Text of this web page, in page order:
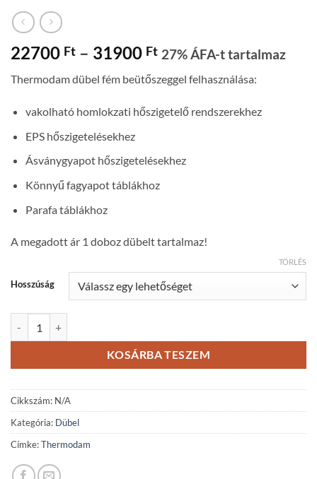
22700 Ft – 31900 FtÁrtartomány:
-
31900 Ft
27% ÁFA-t tartalmaz
Thermodam dübel fém beütőszeggel felhasználása:
vakolható homlokzati hőszigetelő rendszerekhez
EPS hőszigetelésekhez
Ásványgyapot hőszigetelésekhez
Könnyű fagyapot táblákhoz
Parafa táblákhoz
A megadott ár 1 doboz dübelt tartalmaz!
Hosszúság
TÖRLÉS
KOSÁRBA TESZEM
Cikkszám: N/A
Kategória: Dübel
Címke:Thermodam